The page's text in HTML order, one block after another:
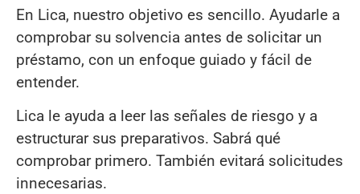
En Lica, nuestro objetivo es sencillo. Ayudarle a
comprobar su solvencia antes de solicitar un
préstamo, con un enfoque guiado y fácil de
entender.
Lica le ayuda a leer las señales de riesgo y a
estructurar sus preparativos. Sabrá qué
comprobar primero. También evitará solicitudes
innecesarias.